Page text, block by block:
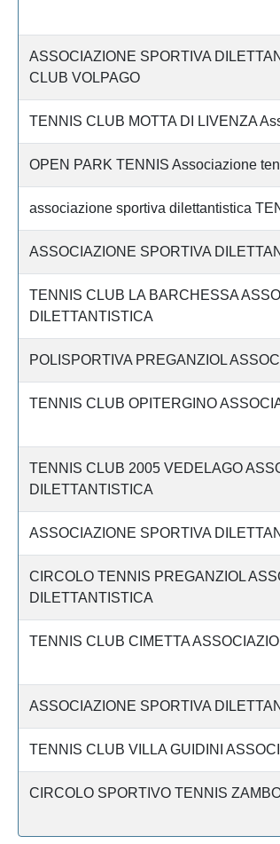
ASSOCIAZIONE SPORTIVA
CLUB VOLPAGO
TENNIS CLUB MOTTA DI LIVENZA
OPEN PARK TENNIS Associazione
associazione sportiva dilettantistica
ASSOCIAZIONE SPORTIVA
TENNIS CLUB LA BARCHESSA
DILETTANTISTICA
POLISPORTIVA PREGANZIOL
TENNIS CLUB OPITERGINO
TENNIS CLUB 2005 VEDELAGO
DILETTANTISTICA
ASSOCIAZIONE SPORTIVA
CIRCOLO TENNIS PREGANZIOL
DILETTANTISTICA
TENNIS CLUB CIMETTA
ASSOCIAZIONE SPORTIVA
TENNIS CLUB VILLA GUIDINI
CIRCOLO SPORTIVO TENNIS